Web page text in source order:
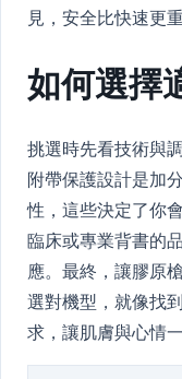
見，安全比快速更重
如何選擇
挑選時先看技術與
附帶保護設計是加
性，這些決定了你
臨床或專業背書的
應。最終，讓膠原
選對機型，就像找
求，讓肌膚與心情